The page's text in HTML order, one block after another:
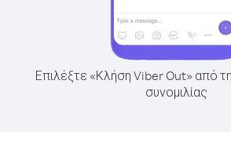
Επιλέξτε «Κλήση Viber Out» από
συνομιλίας